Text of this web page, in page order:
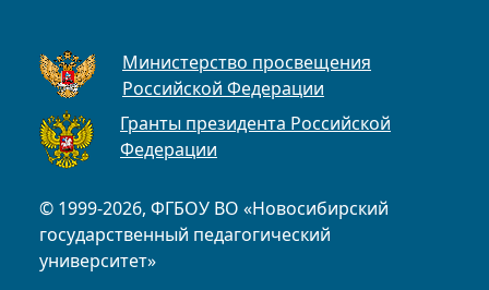
© 1999-2026, ФГБОУ ВО «Новосибирский
государственный педагогический
университет»
Министерство просвещения
Российской Федерации
Гранты президента Российской
Федерации